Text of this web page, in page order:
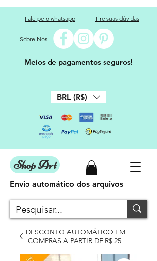
Fale pelo whatsapp Tire suas dúvidas
Sobre Nós
Meios de pagamentos seguros!
BRL (R$)
Shop Art
DESCONTO AUTOMÁTICO EM
COMPRAS A PARTIR DE R$ 25
Envio automático dos arquivos